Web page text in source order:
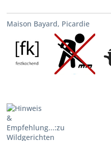
Maison Bayard, Picardie